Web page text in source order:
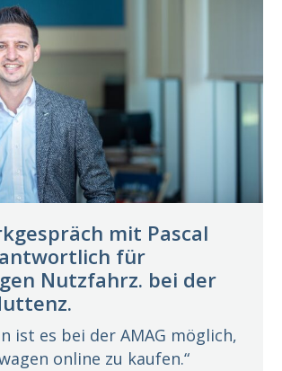
mit Pascal
für
Nutzfahrz. bei der
ist es bei der AMAG möglich,
online zu kaufen.“